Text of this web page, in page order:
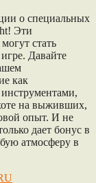
о специальных
Эти
стать
Давайте
как
на выживших,
опыт. И не
дает бонус в
атмосферу в